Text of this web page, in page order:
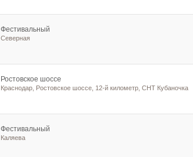
Фестивальный
Северная
Ростовское шоссе
Краснодар, Ростовское шоссе, 12-й километр, СНТ Кубаночка
Фестивальный
Каляева